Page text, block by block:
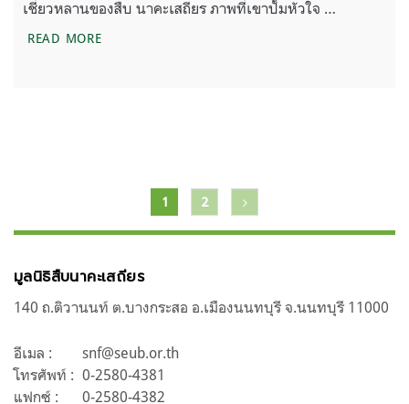
เชี่ยวหลานของสืบ นาคะเสถียร ภาพที่เขาปั้มหัวใจ …
READ MOREหนังสือ – สืบ นาคะเสถียร (ตำนานนักสู้เพื่อผืนป่า)
เรื่อง
1 2
มูลนิธิสืบนาคะเสถียร
140 ถ.ติวานนท์ ต.บางกระสอ อ.เมืองนนทบุรี จ.นนทบุรี 11000
อีเมล :
snf@seub.or.th
โทรศัพท์ : 0-2580-4381
แฟกซ์ :
0-2580-4382